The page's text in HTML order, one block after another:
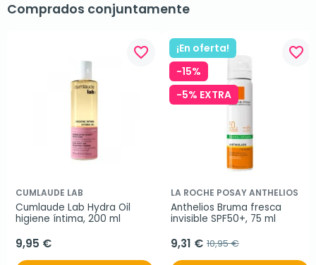
Comprados conjuntamente
favorite_border
CUMLAUDE LAB
Cumlaude Lab Hydra Oil
higiene íntima, 200 ml
9,95 €
¡En oferta!
-15%
-5% EXTRA
favorite_border
LA ROCHE POSAY ANTHELIOS
Anthelios Bruma fresca
invisible SPF50+, 75 ml
9,31 € 10,95 €